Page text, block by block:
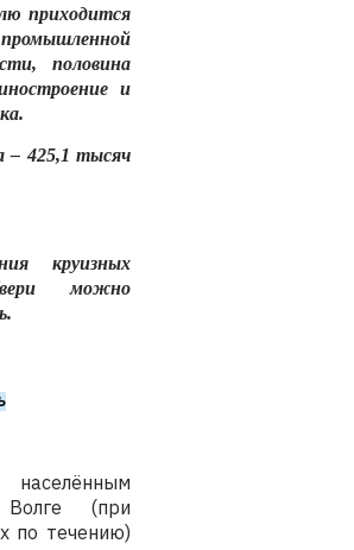
приходится
половина
и
– 425,1 тысяч
круизных
можно
(при
по течению)